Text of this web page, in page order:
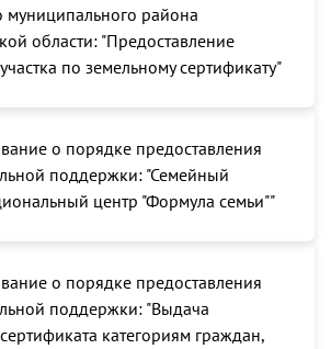
муниципального района
области: "Предоставление
по земельному сертификату"
о порядке предоставления
поддержки: "Семейный
центр "Формула семьи""
о порядке предоставления
поддержки: "Выдача
категориям граждан,